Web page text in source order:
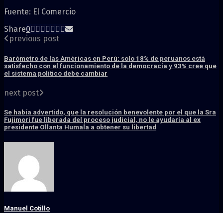
Fuente: El Comercio
Share0
previous post
Barómetro de las Américas en Perú: solo 18% de peruanos está
satisfecho con el funcionamiento de la democracia y 93% cree que
el sistema político debe cambiar
next post
Se había advertido, que la resolución benevolente por el que la Sra
Fujimori fue liberada del proceso judicial, no le ayudaría al ex
presidente Ollanta Humala a obtener su libertad
Manuel Cotillo